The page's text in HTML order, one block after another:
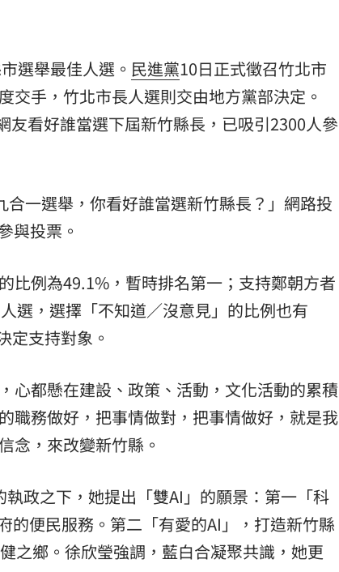
選舉最佳人選。 民進黨10日正式徵召竹北市
交手，竹北市長人選則交由地方黨部決定。
友看好誰當選下屆新竹縣長，已吸引2300人參
合一選舉，你看好誰當選新竹縣長？」網路投
與投票。
比例為49.1%，暫時排名第一；支持鄭朝方者
選，選擇「不知道／沒意見」的比例也有
定支持對象。
心都懸在建設、政策、活動，文化活動的累積
職務做好，把事情做對，把事情做好，就是我
念，來改變新竹縣。
執政之下，她提出「雙AI」的願景：第一「科
的便民服務。第二「有愛的AI」，打造新竹縣
之鄉。徐欣瑩強調，藍白合凝聚共識，她更